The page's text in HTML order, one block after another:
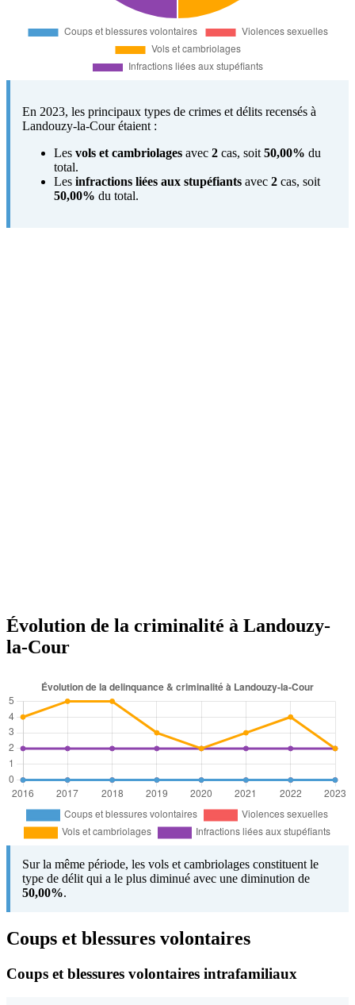
En 2023, les principaux types de crimes et délits recensés à
Landouzy-la-Cour étaient :
Les vols et cambriolages avec 2 cas, soit 50,00% du
total.
Les infractions liées aux stupéfiants avec 2 cas, soit
50,00% du total.
Évolution de la criminalité à Landouzy-
la-Cour
Sur la même période, les vols et cambriolages constituent le
type de délit qui a le plus diminué avec une diminution de
50,00%.
Coups et blessures volontaires
Coups et blessures volontaires intrafamiliaux